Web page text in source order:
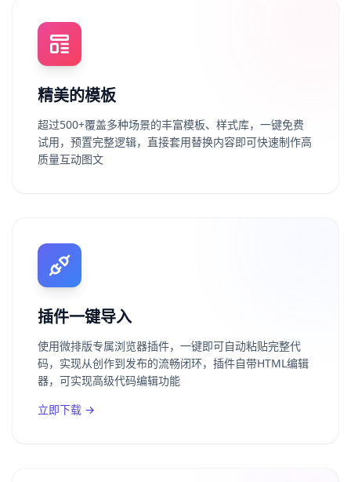
精美的模板
超过500+覆盖多种场景的丰富模板、样式库，一键免费
试用，预置完整逻辑，直接套用替换内容即可快速制作高
质量互动图文
插件一键导入
使用微排版专属浏览器插件，一键即可自动粘贴完整代
码，实现从创作到发布的流畅闭环，插件自带HTML编辑
器，可实现高级代码编辑功能
立即下载 →